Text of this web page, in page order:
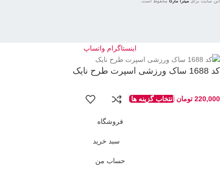
این سایت برای میترا مارکا محفوظ است.
اینستاگرام واتساپ
کد 1688 ساک ورزشی اسپرت طرح نایک
220,000 تومان انتخاب گزینه ها
فروشگاه
سبد خرید
حساب من